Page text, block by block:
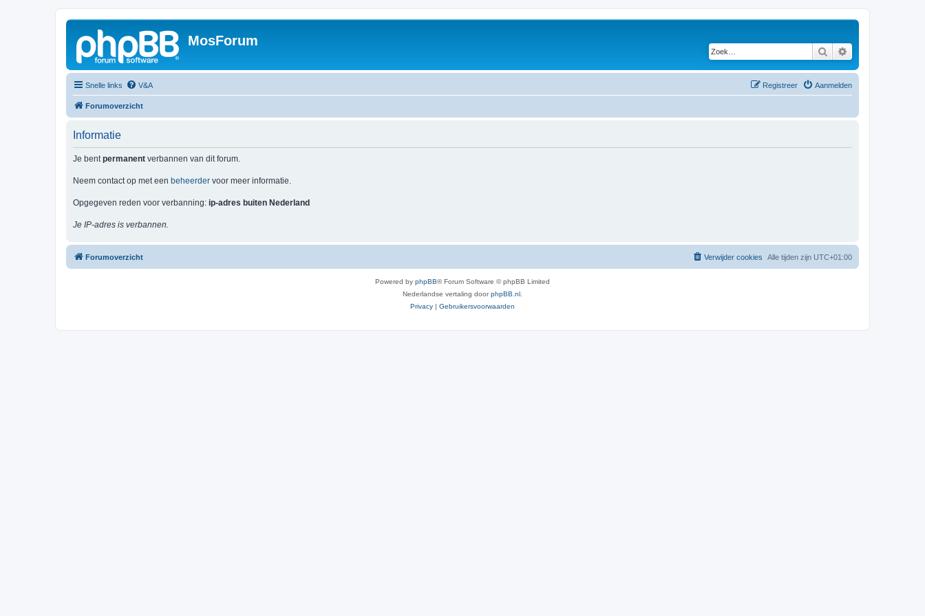
MosForum
Zoek
Snelle links V&A Aanmelden
Registreer
Forumoverzicht
Informatie
Je bentpermanent verbannen van dit forum.
Neem contact op met een beheerder voor meer informatie.
Opgegeven reden voor verbanning: ip-adres buiten Nederland
Je IP-adres is verbannen.
Forumoverzicht Alle tijden zijn UTC+01:00
Verwijder cookies
Powered by phpBB® Forum Software © phpBB Limited
Nederlandse vertaling doorphpBB.nl
Privacy | Gebruikersvoorwaarden